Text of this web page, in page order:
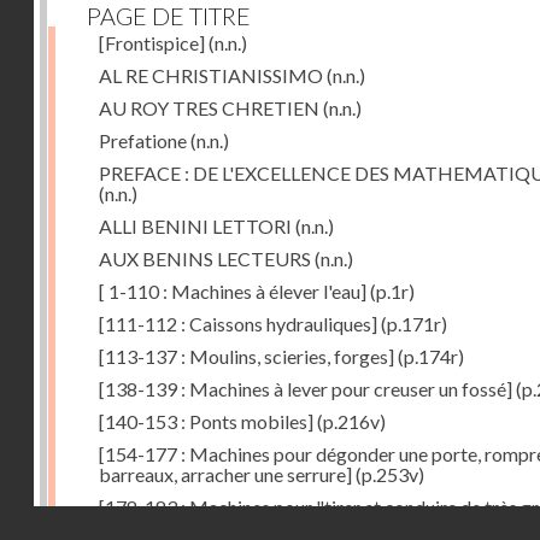
PAGE DE TITRE
[Frontispice](n.n.)
AL RE CHRISTIANISSIMO (n.n.)
AU ROY TRES CHRETIEN (n.n.)
Prefatione(n.n.)
PREFACE : DE L'EXCELLENCE DES
(n.n.)
ALLI BENINI LETTORI (n.n.)
AUX BENINS LECTEURS (n.n.)
[ 1-110 : Machines à élever l'eau](p.1r)
[111-112 : Caissons hydrauliques](p.171r)
[113-137 : Moulins, scieries, forges](p.174r)
[138-139 : Machines à lever pour creuser un fossé]
[140-153 : Ponts mobiles](p.216v)
[154-177 : Machines pour dégonder une porte,
barreaux, arracher une serrure](p.253v)
[178-183 : Machines pour "tirer et conduire de très